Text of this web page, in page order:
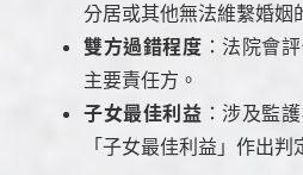
分居或其他無法維繫婚姻
雙方過錯程度 ：法院會
主要責任方。
子女最佳利益 ：涉及監
「子女最佳利益」作出判